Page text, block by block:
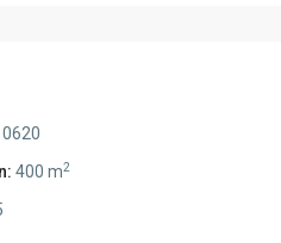
400 m2